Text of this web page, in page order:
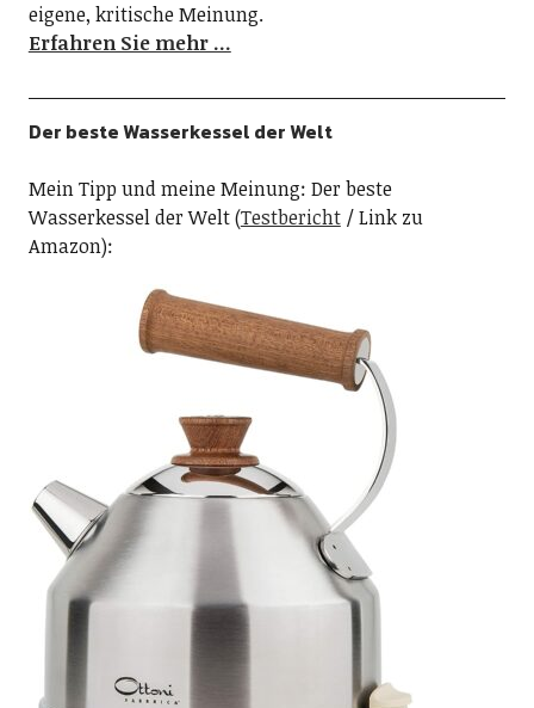
eigene, kritische Meinung.
Erfahren Sie mehr …
Der beste Wasserkessel der Welt
Mein Tipp und meine Meinung: Der beste
Wasserkessel der Welt (Testbericht/ Link zu
Amazon):